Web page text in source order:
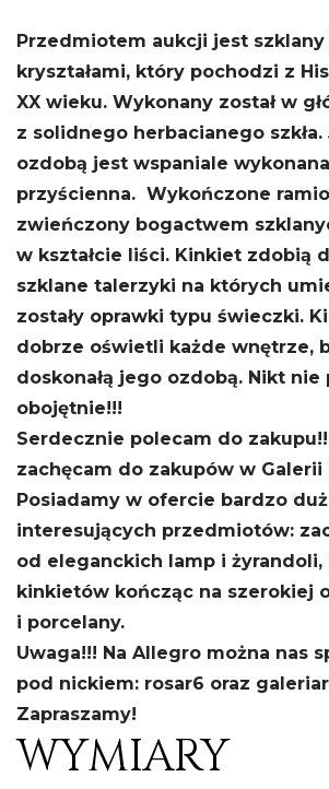
Przedmiotem aukcji jest
kryształami, który pochodzi z
XX wieku. Wykonany został w
z solidnego herbacianego szkła.
ozdobą jest wspaniale
przyścienna. Wykończone
zwieńczony bogactwem
w kształcie liści. Kinkiet zdobią
szklane talerzyki na których
zostały oprawki typu świeczki.
dobrze oświetli każde wnętrze,
doskonałą jego ozdobą. Nikt
obojętnie!!!
Serdecznie polecam do
zachęcam do zakupów w Galerii
Posiadamy w ofercie bardzo
interesujących przedmiotów:
od eleganckich lamp i żyrandoli,
kinkietów kończąc na szerokiej
i porcelany.
Uwaga!!! Na Allegro można nas
pod nickiem: rosar6 oraz
Zapraszamy!
WYMIARY